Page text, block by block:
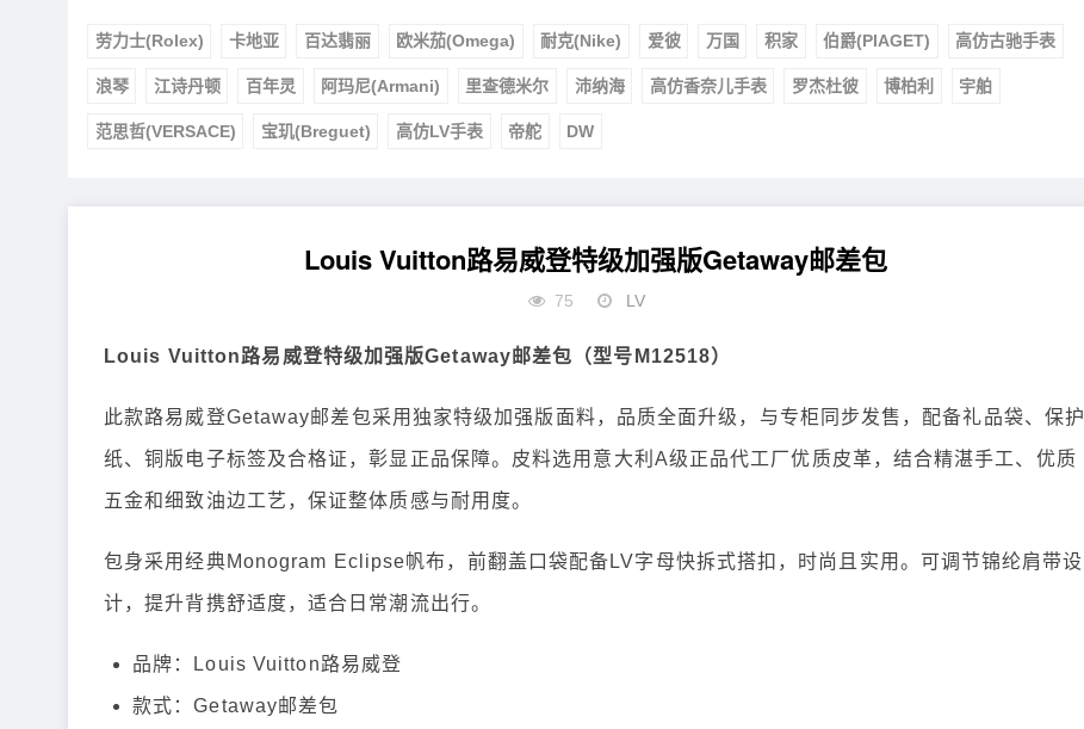
劳力士(Rolex) 卡地亚 百达翡丽 欧米茄(Omega) 耐克(Nike) 爱彼 万国 积家 伯爵(PIAGET) 高仿古驰手表
浪琴 江诗丹顿 百年灵 阿玛尼(Armani) 里查德米尔 沛纳海 高仿香奈儿手表 罗杰杜彼 博柏利 宇舶
范思哲(VERSACE) 宝玑(Breguet) 高仿LV手表 帝舵 DW
Louis Vuitton路易威登特级加强版Getaway邮差包
75 LV
Louis Vuitton路易威登特级加强版Getaway邮差包（型号M12518）
此款路易威登Getaway邮差包采用独家特级加强版面料，品质全面升级，与专柜同步发售，配备礼品袋、保护
纸、铜版电子标签及合格证，彰显正品保障。皮料选用意大利A级正品代工厂优质皮革，结合精湛手工、优质
五金和细致油边工艺，保证整体质感与耐用度。
包身采用经典Monogram Eclipse帆布，前翻盖口袋配备LV字母快拆式搭扣，时尚且实用。可调节锦纶肩带设
计，提升背携舒适度，适合日常潮流出行。
品牌：Louis Vuitton路易威登
款式：Getaway邮差包